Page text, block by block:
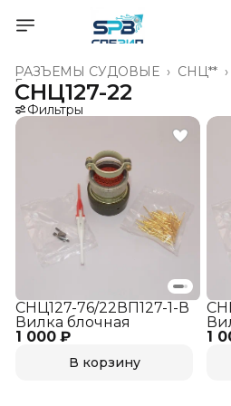
СНЦ** ›
РАЗЪЁМЫ СУДОВЫЕ ›
Главная ›
СНЦ127-22
Фильтры
1 000 ₽
СНЦ127-76/22ВП127-1-В
Вилка блочная
В корзину
1